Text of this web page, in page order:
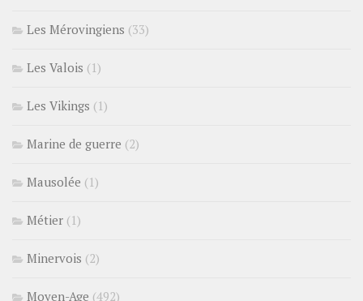
Les Mérovingiens (33)
Les Valois (1)
Les Vikings (1)
Marine de guerre (2)
Mausolée (1)
Métier (1)
Minervois (2)
Moyen-Age (492)